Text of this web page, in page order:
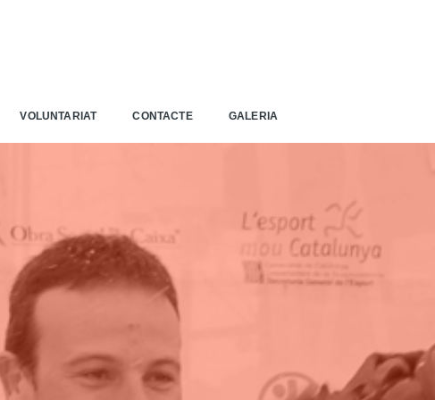
VOLUNTARIAT CONTACTE GALERIA